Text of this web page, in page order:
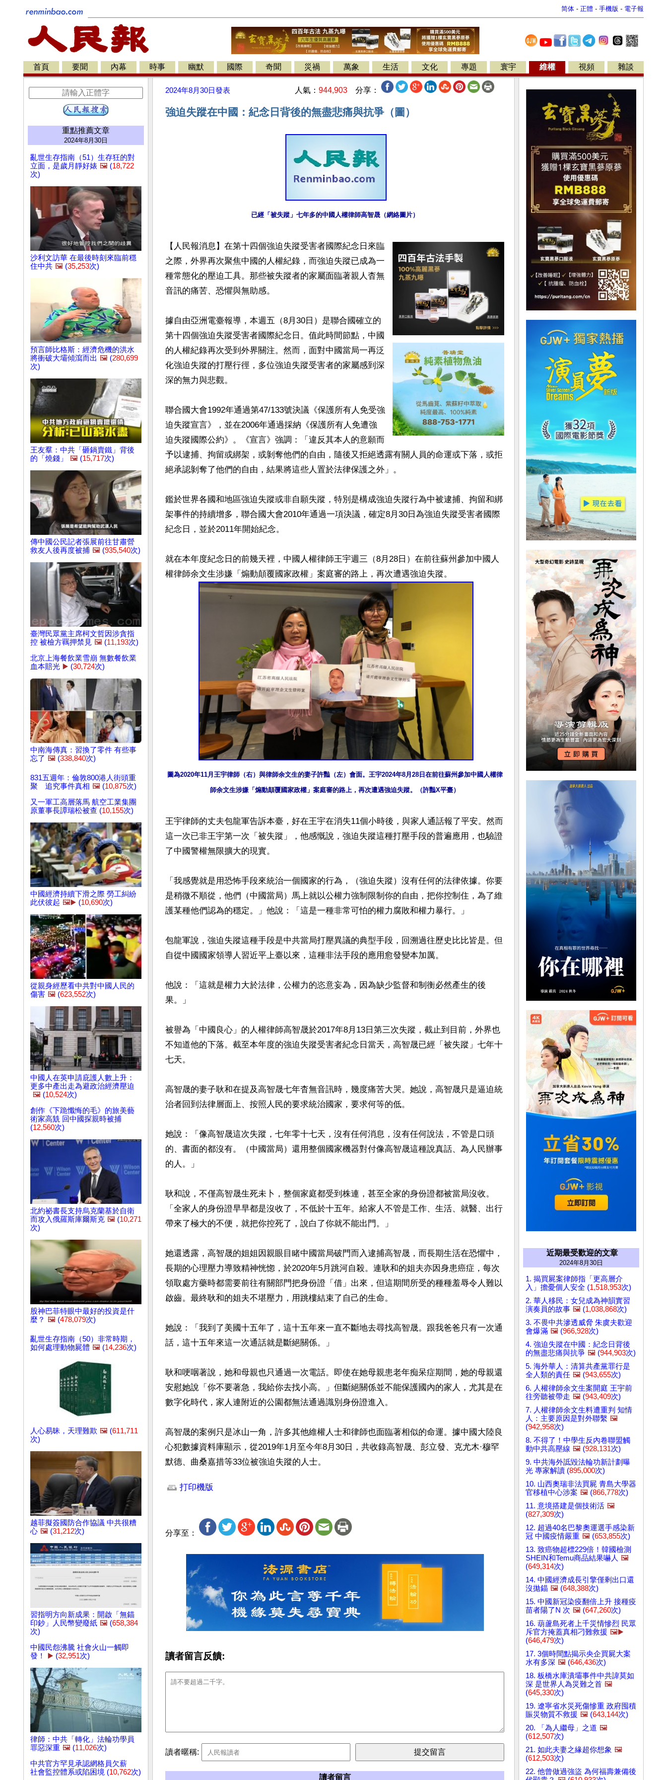
简体 - 正體 - 手機版 - 電子報
首頁 要聞 內幕 時事 幽默 國際 奇聞 災禍 萬象 生活 文化 專題 寰宇 維權 視頻 雜談
重點推薦文章
2024年8月30日
亂世生存指南（51）生存狂的對
立面，是歲月靜好婊 🖼️ (18,722
次)
沙利文訪華 在最後時刻來臨前穩
住中共 🖼️ (35,253次)
預言師比格斯：經濟危機的洪水
將衝破大壩傾瀉而出 🖼️ (280,699
次)
王友羣：中共「砸鍋賣鐵」背後
的「燒錢」
🖼️ (15,717次)
傳中國公民記者張展前往甘肅營
救友人後再度被捕 🖼️ (935,540次)
臺灣民眾黨主席柯文哲因涉貪指
控 被檢方羈押禁見 🖼️ (11,193次)
北京上海餐飲業雪崩 無數餐飲業
血本賠光 ▶️ (30,724次)
中南海傳真：習換了零件 有些事
忘了 🖼️ (338,840次)
831五週年：倫敦800港人街頭重
聚 追究事件真相 🖼️ (10,875次)
又一軍工高層落馬 航空工業集團
原董事長譚瑞松被查 (10,155次)
中國經濟持續下滑之際 勞工糾紛
此伏彼起 🖼️▶️ (10,690次)
從親身經歷看中共對中國人民的
傷害 🖼️ (623,552次)
中國人在英申請庇護人數上升：
更多中產出走為避政治經濟壓迫
🖼️ (10,524次)
創作《下跪懺悔的毛》的旅美藝
術家高兟 回中國探親時被捕
(12,560次)
北約祕書長支持烏克蘭基於自衛
而攻入俄羅斯庫爾斯克 🖼️ (10,271
次)
股神巴菲特眼中最好的投資是什
麼？ 🖼️ (478,079次)
亂世生存指南（50）非常時期，
如何處理動物屍體 🖼️ (14,236次)
人心易昧，天理難欺 🖼️ (611,711
次)
越菲擬簽國防合作協議 中共很糟
心 🖼️ (31,212次)
習指明方向新成果：開啟「無錨
印鈔」人民幣變廢紙 🖼️ (658,384
次)
中國民怨沸騰 社會火山一觸即
發！
▶️ (32,951次)
律師：中共「轉化」法輪功學員
罪惡深重 🖼️ (11,026次)
中共官方罕見承認網格員欠薪
社會監控體系或陷困境 (10,762次)
2024年8月30日發表 人氣： 944,903 分享：
強迫失蹤在中國：紀念日背後的無盡悲痛與抗爭（圖）
已經「被失蹤」七年多的中國人權律師高智晟（網絡圖片）
【人民報消息】在第十四個強迫失蹤受害者國際紀念日來臨
之際，外界再次聚焦中國的人權紀錄，而強迫失蹤已成為一
種常態化的壓迫工具。那些被失蹤者的家屬面臨著親人杳無
音訊的痛苦、恐懼與無助感。
據自由亞洲電臺報導，本週五（8月30日）是聯合國確立的
第十四個強迫失蹤受害者國際紀念日。值此時間節點，中國
的人權紀錄再次受到外界關注。然而，面對中國當局一再泛
化強迫失蹤的打壓行徑，多位強迫失蹤受害者的家屬感到深
深的無力與悲觀。
聯合國大會1992年通過第47/133號決議《保護所有人免受強
迫失蹤宣言》，並在2006年通過採納《保護所有人免遭強
迫失蹤國際公約》。《宣言》強調：「違反其本人的意願而
予以逮捕、拘留或綁架，或剝奪他們的自由，隨後又拒絕透露有關人員的命運或下落，或拒
絕承認剝奪了他們的自由，結果將這些人置於法律保護之外」。
鑑於世界各國和地區強迫失蹤或非自願失蹤，特別是構成強迫失蹤行為中被逮捕、拘留和綁
架事件的持續增多，聯合國大會2010年通過一項決議，確定8月30日為強迫失蹤受害者國際
紀念日，並於2011年開始紀念。
就在本年度紀念日的前幾天裡，中國人權律師王宇週三（8月28日）在前往蘇州參加中國人
圖為2020年11月王宇律師（右）與律師余文生的妻子許豔（左）會面。王宇2024年8月28日在前往蘇州參加中國人權律
師余文生涉嫌「煽動顛覆國家政權」案庭審的路上，再次遭遇強迫失蹤。（許豔X平臺）
王宇律師的丈夫包龍軍告訴本臺，好在王宇在消失11個小時後，與家人通話報了平安。然而
這一次已非王宇第一次「被失蹤」，他感慨說，強迫失蹤這種打壓手段的普遍應用，也驗證
了中國警權無限擴大的現實。
「我感覺就是用恐怖手段來統治一個國家的行為，（強迫失蹤）沒有任何的法律依據。你要
是稍微不順從，他們（中國當局）馬上就以公權力強制限制你的自由，把你控制住，為了維
護某種他們認為的穩定。」他說：「這是一種非常可怕的權力腐敗和權力暴行。」
包龍軍說，強迫失蹤這種手段是中共當局打壓異議的典型手段，回溯過往歷史比比皆是。但
自從中國國家領導人習近平上臺以來，這種非法手段的應用愈發變本加厲。
他說：「這就是權力大於法律，公權力的恣意妄為，因為缺少監督和制衡必然產生的後
果。」
被譽為「中國良心」的人權律師高智晟於2017年8月13日第三次失蹤，截止到目前，外界也
不知道他的下落。截至本年度的強迫失蹤受害者紀念日當天，高智晟已經「被失蹤」七年十
七天。
高智晟的妻子耿和在提及高智晟七年杳無音訊時，幾度痛苦大哭。她說，高智晟只是逼迫統
治者回到法律層面上、按照人民的要求統治國家，要求何等的低。
她說：「像高智晟這次失蹤，七年零十七天，沒有任何消息，沒有任何說法，不管是口頭
的、書面的都沒有。（中國當局）還用整個國家機器對付像高智晟這種說真話、為人民辦事
的人。」
耿和說，不僅高智晟生死未卜，整個家庭都受到株連，甚至全家的身份證都被當局沒收。
「全家人的身份證早早都是沒收了，不低於十五年。給家人不管是工作、生活、就醫、出行
帶來了極大的不便，就把你控死了，說白了你就不能出門。」
她還透露，高智晟的姐姐因親眼目睹中國當局破門而入逮捕高智晟，而長期生活在恐懼中，
長期的心理壓力導致精神恍惚，於2020年5月跳河自殺。連耿和的姐夫亦因身患癌症，每次
領取處方藥時都需要前往有關部門把身份證「借」出來，但這期間所受的種種羞辱令人難以
啟齒。最終耿和的姐夫不堪壓力，用跳樓結束了自己的生命。
她說：「我到了美國十五年了，這十五年來一直不斷地去尋找高智晟。跟我爸爸只有一次通
話，這十五年來這一次通話就是斷絕關係。」
耿和哽咽著說，她和母親也只通過一次電話。即使在她母親患老年痴呆症期間，她的母親還
安慰她說「你不要著急，我給你去找小高。」但斷絕關係並不能保護國內的家人，尤其是在
數字化時代，家人連附近的公園都無法通過識別身份證進入。
高智晟的案例只是冰山一角，許多其他維權人士和律師也面臨著相似的命運。據中國大陸良
心犯數據資料庫顯示，從2019年1月至今年8月30日，共收錄高智晟、彭立發、克尤木·穆罕
默德、曲桑嘉措等33位被強迫失蹤的人士。
打印機版
分享至：
讀者留言反饋:
讀者暱稱:
讀者留言
近期最受歡迎的文章
2024年8月30日
1. 揭買屍案律師指「更高層介
入」擔憂個人安全 (1,518,953次)
2. 華人移民：女兒成為神韻實習
演奏員的故事 🖼️ (1,038,868次)
3. 不畏中共滲透威脅 朱虞夫歡迎
會爆滿 🖼️ (966,928次)
4. 強迫失蹤在中國：紀念日背後
的無盡悲痛與抗爭 🖼️ (944,903次)
5. 海外華人：清算共產黨罪行是
全人類的責任 🖼️ (943,655次)
6. 人權律師余文生案開庭 王宇前
往旁聽被帶走 🖼️ (943,409次)
7. 人權律師余文生料遭重判 知情
人：主要原因是對外聯繫 🖼️
(942,958次)
8. 不得了！中學生反內卷聯盟觸
動中共高壓線 🖼️ (928,131次)
9. 中共海外詆毀法輪功新計劃曝
光 專家解讀 (895,000次)
10. 山西奧瑞非法買屍 青島大學器
官移植中心涉案 🖼️ (866,778次)
11. 意境搭建是個技術活 🖼️
(827,309次)
12. 超過40名巴黎奧運選手感染新
冠 中國疫情嚴重 🖼️ (653,855次)
13. 致癌物超標229倍！韓國檢測
SHEIN和Temu商品結果嚇人 🖼️
(649,314次)
14. 中國經濟成長引擎僅剩出口還
沒拋錨 🖼️ (648,388次)
15. 中國新冠染疫翻倍上升 接種疫
苗者陽了N 次 🖼️ (647,260次)
16. 葫蘆島死者上千災情慘烈 民眾
斥官方掩蓋真相刁難救援 🖼️▶️
(646,479次)
17. 3個時間點揭示央企買屍大案
水有多深 🖼️ (646,436次)
18. 板橋水庫潰壩事件中共諱莫如
深 是世界人為災難之首 🖼️
(645,330次)
19. 遼寧省水災死傷慘重 政府囤積
賑災物質不救援 🖼️ (643,144次)
20. 「為人繼母」之道 🖼️
(612,507次)
21. 如此夫妻之緣超你想象 🖼️
(612,503次)
22. 他曾做過強盜 為何福壽兼備後